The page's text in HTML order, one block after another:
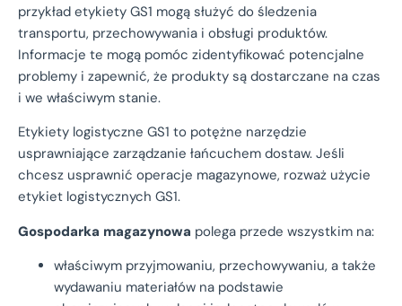
przykład etykiety GS1 mogą służyć do śledzenia
transportu, przechowywania i obsługi produktów.
Informacje te mogą pomóc zidentyfikować potencjalne
problemy i zapewnić, że produkty są dostarczane na czas
i we właściwym stanie.
Etykiety logistyczne GS1 to potężne narzędzie
usprawniające zarządzanie łańcuchem dostaw. Jeśli
chcesz usprawnić operacje magazynowe, rozważ użycie
etykiet logistycznych GS1.
Gospodarka magazynowa polega przede wszystkim na:
właściwym przyjmowaniu, przechowywaniu, a także
wydawaniu materiałów na podstawie